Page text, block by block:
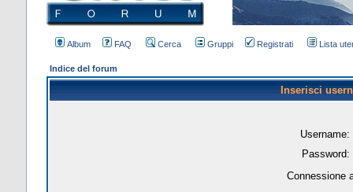
Album FAQ Cerca Gruppi Registrati Lista
Indice del forum
Inserisci
Username:
Password:
Connessione